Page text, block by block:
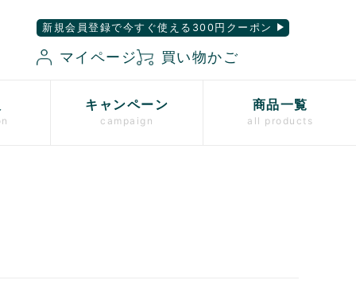
新規会員登録で今すぐ使える300円クーポン
マイページ 買い物かご
キャンペーン
campaign
商品一覧
all products